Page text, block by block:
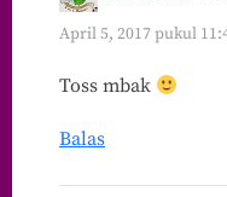
April 5, 2017 pukul
Toss mbak
Balas